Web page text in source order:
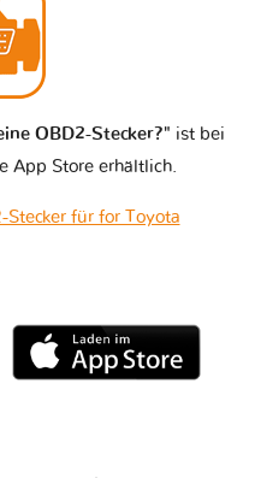
OBD2-Stecker?" ist bei
App Store erhältlich.
Stecker für for Toyota